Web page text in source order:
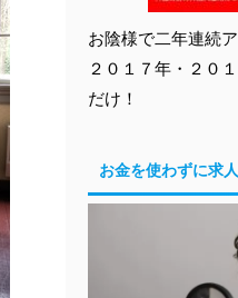
お陰様で二年連続
２０１７年・２０
だけ！
お金を使わずに求